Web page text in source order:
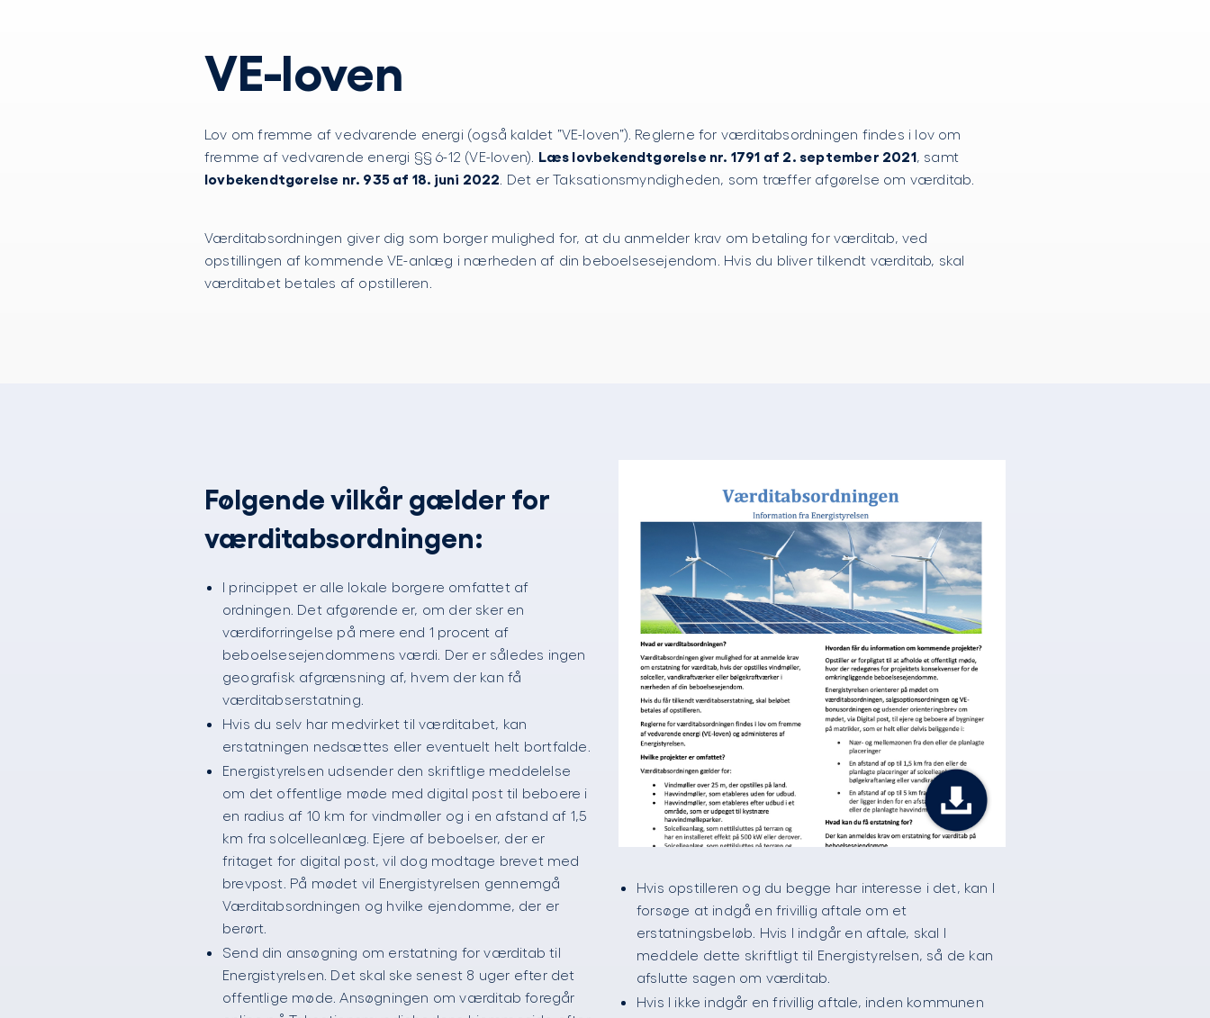
VE-loven
Lov om fremme af vedvarende energi (også kaldet ”VE-loven”). Reglerne for værditabsordningen findes i lov om
fremme af vedvarende energi §§ 6-12 (VE-loven). Læs lovbekendtgørelse nr. 1791 af 2. september 2021, samt
lovbekendtgørelse nr. 935 af 18. juni 2022 . Det er Taksationsmyndigheden, som træffer afgørelse om værditab.
Værditabsordningen giver dig som borger mulighed for, at du anmelder krav om betaling for værditab, ved
opstillingen af kommende VE-anlæg i nærheden af din beboelsesejendom. Hvis du bliver tilkendt værditab, skal
værditabet betales af opstilleren.
Følgende vilkår gælder for
værditabsordningen:
I princippet er alle lokale borgere omfattet af
ordningen. Det afgørende er, om der sker en
værdiforringelse på mere end 1 procent af
beboelsesejendommens værdi. Der er således ingen
geografisk afgrænsning af, hvem der kan få
værditabserstatning.
Hvis du selv har medvirket til værditabet, kan
erstatningen nedsættes eller eventuelt helt bortfalde.
Energistyrelsen udsender den skriftlige meddelelse
om det offentlige møde med digital post til beboere i
en radius af 10 km for vindmøller og i en afstand af 1,5
km fra solcelleanlæg. Ejere af beboelser, der er
fritaget for digital post, vil dog modtage brevet med
brevpost. På mødet vil Energistyrelsen gennemgå
Værditabsordningen og hvilke ejendomme, der er
berørt.
Send din ansøgning om erstatning for værditab til
Energistyrelsen. Det skal ske senest 8 uger efter det
offentlige møde. Ansøgningen om værditab foregår
Hvis opstilleren og du begge har interesse i det, kan I
forsøge at indgå en frivillig aftale om et
erstatningsbeløb. Hvis I indgår en aftale, skal I
meddele dette skriftligt til Energistyrelsen, så de kan
afslutte sagen om værditab.
Hvis I ikke indgår en frivillig aftale, inden kommunen